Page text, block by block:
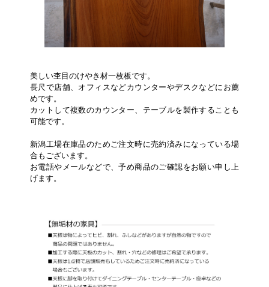
美しい杢目のけやき材一枚板です。
長尺で店舗、オフィスなどカウンターやデスクなどにお薦
めです。
カットして複数のカウンター、テーブルを製作することも
可能です。
新潟工場在庫品のためご注文時に売約済みになっている場
合もございます。
お電話やメールなどで、予め商品のご確認をお願い申し上
げます。